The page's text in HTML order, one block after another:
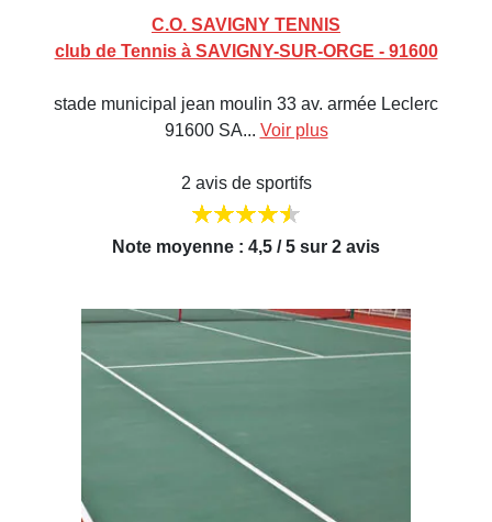
C.O. SAVIGNY TENNIS
club de Tennis à SAVIGNY-SUR-ORGE - 91600
stade municipal jean moulin 33 av. armée Leclerc
91600 SA... Voir plus
2 avis de sportifs
Note moyenne : 4,5 / 5 sur 2 avis